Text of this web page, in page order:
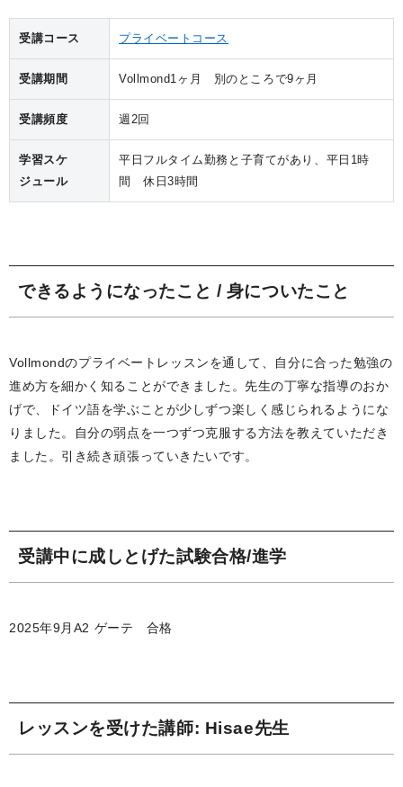
受講コース プライベートコース
受講期間 Vollmond1ヶ月 別のところで9ヶ月
受講頻度 週2回
学習スケ
ジュール
平日フルタイム勤務と子育てがあり、平日1時
間 休日3時間
できるようになったこと / 身についたこと
Vollmondのプライベートレッスンを通して、自分に合った勉強の
進め方を細かく知ることができました。先生の丁寧な指導のおか
げで、ドイツ語を学ぶことが少しずつ楽しく感じられるようにな
りました。自分の弱点を一つずつ克服する方法を教えていただき
ました。引き続き頑張っていきたいです。
受講中に成しとげた試験合格/進学
2025年9月A2 ゲーテ 合格
レッスンを受けた講師: Hisae先生